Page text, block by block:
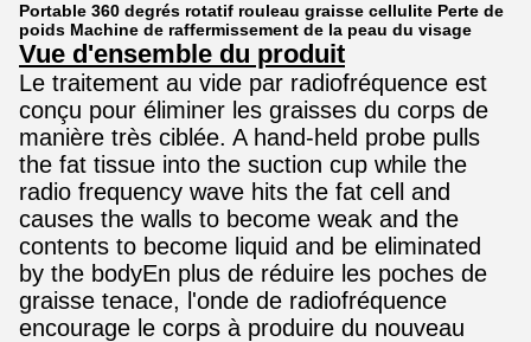
Portable 360 degrés rotatif rouleau graisse cellulite Perte de
poids Machine de raffermissement de la peau du visage
Vue d'ensemble du produit
Le traitement au vide par radiofréquence est
conçu pour éliminer les graisses du corps de
manière très ciblée. A hand-held probe pulls
the fat tissue into the suction cup while the
radio frequency wave hits the fat cell and
causes the walls to become weak and the
contents to become liquid and be eliminated
by the bodyEn plus de réduire les poches de
graisse tenace, l'onde de radiofréquence
encourage le corps à produire du nouveau